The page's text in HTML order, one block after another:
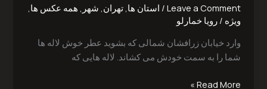
Leave a Comment
/ استان ها ,تهران شهر همه عکس ها
ویژه /رویا خمارلو
وارد خیابان زرافشان شمالی که بشوید عطر خوش لاله ها
شما را به سمت خودش می کشاند. لاله هایی که
Read More »